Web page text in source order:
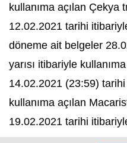
kullanıma açılan Çekya
12.02.2021 tarihi
döneme ait belgeler
yarısı itibariyle
14.02.2021 (23:59) tarihi
kullanıma açılan
19.02.2021 tarihi